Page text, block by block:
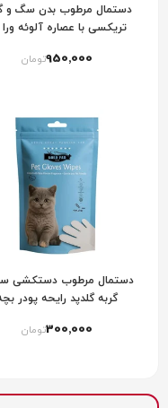
دستمال مرطوب بدن سگ و
950٬000تومان
دستمال مرطوب دستکشی
گربه گلدپد رایحه پودر
300٬000تومان